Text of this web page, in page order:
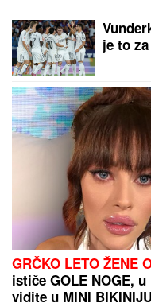
je to
GRČKO LETO ŽENE
ističe GOLE NOGE,
vidite u MINI